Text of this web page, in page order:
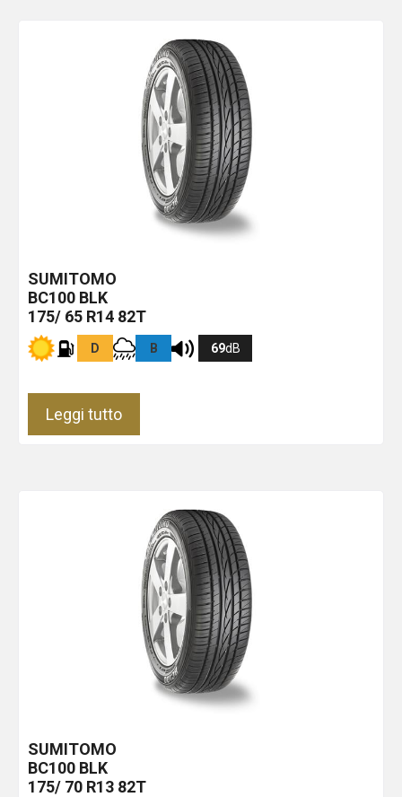
SUMITOMO
BC100 BLK
175/ 65 R14 82T
D B 69dB
Leggi tutto
SUMITOMO
BC100 BLK
175/ 70 R13 82T